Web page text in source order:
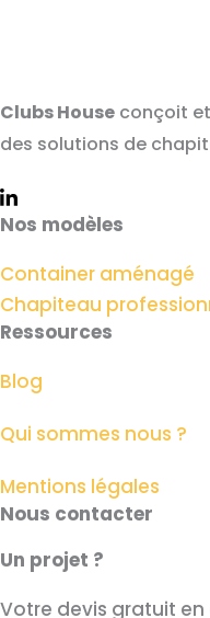
Clubs House conçoit
des solutions de
Nos modèles
Container aménagé
Chapiteau
Ressources
Blog
Qui sommes nous ?
Mentions légales
Nous contacter
Un projet ?
Votre devis gratuit en